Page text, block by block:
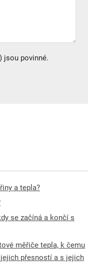
) jsou povinné.
a tepla?
se začíná a končí s
měřiče tepla, k čemu
přesností a s jejich